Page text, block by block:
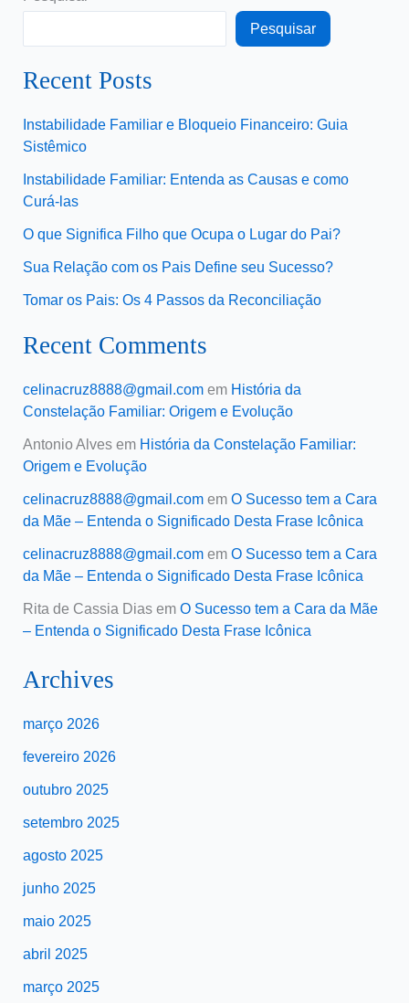
Pesquisar
Recent Posts
Instabilidade Familiar e Bloqueio Financeiro: Guia
Sistêmico
Instabilidade Familiar: Entenda as Causas e como
Curá-las
O que Significa Filho que Ocupa o Lugar do Pai?
Sua Relação com os Pais Define seu Sucesso?
Tomar os Pais: Os 4 Passos da Reconciliação
Recent Comments
celinacruz8888@gmail.comem História da
Constelação Familiar: Origem e Evolução
Antonio Alvesem História da Constelação Familiar:
Origem e Evolução
celinacruz8888@gmail.comem O Sucesso tem a Cara
da Mãe – Entenda o Significado Desta Frase Icônica
celinacruz8888@gmail.comem O Sucesso tem a Cara
da Mãe – Entenda o Significado Desta Frase Icônica
Rita de Cassia Diasem O Sucesso tem a Cara da Mãe
– Entenda o Significado Desta Frase Icônica
Archives
março 2026
fevereiro 2026
outubro 2025
setembro 2025
agosto 2025
junho 2025
maio 2025
abril 2025
março 2025